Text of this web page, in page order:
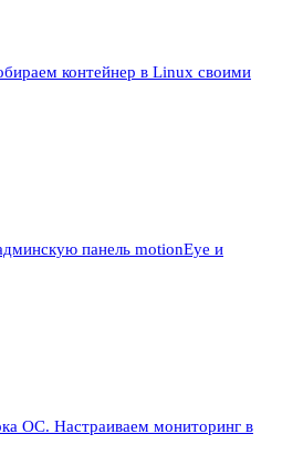
контейнер в Linux своими
панель motionEye и
ОС. Настраиваем мониторинг в